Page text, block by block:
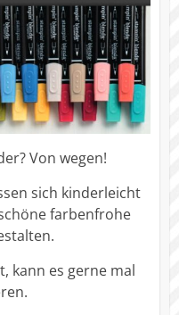
Von wegen!
sich kinderleicht
farbenfrohe
kann es gerne mal